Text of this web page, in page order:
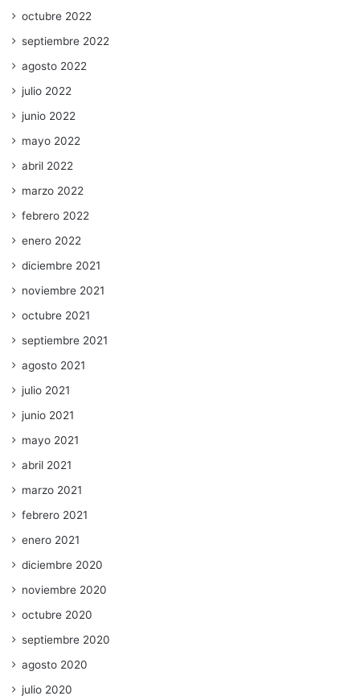
octubre 2022
septiembre 2022
agosto 2022
julio 2022
junio 2022
mayo 2022
abril 2022
marzo 2022
febrero 2022
enero 2022
diciembre 2021
noviembre 2021
octubre 2021
septiembre 2021
agosto 2021
julio 2021
junio 2021
mayo 2021
abril 2021
marzo 2021
febrero 2021
enero 2021
diciembre 2020
noviembre 2020
octubre 2020
septiembre 2020
agosto 2020
julio 2020